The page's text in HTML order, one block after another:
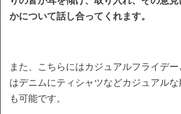
かについて話し合ってくれます。
また、こちらにはカジュアルフライデー
はデニムにティシャツなどカジュアル
も可能です。